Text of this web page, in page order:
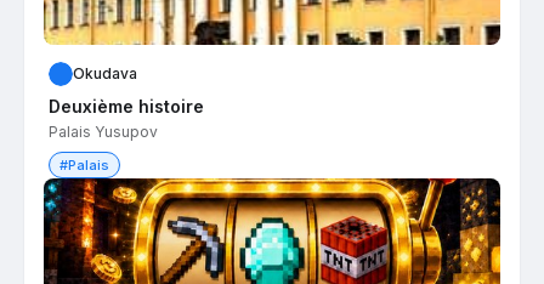
Okudava
Deuxième histoire
Palais Yusupov
#Palais